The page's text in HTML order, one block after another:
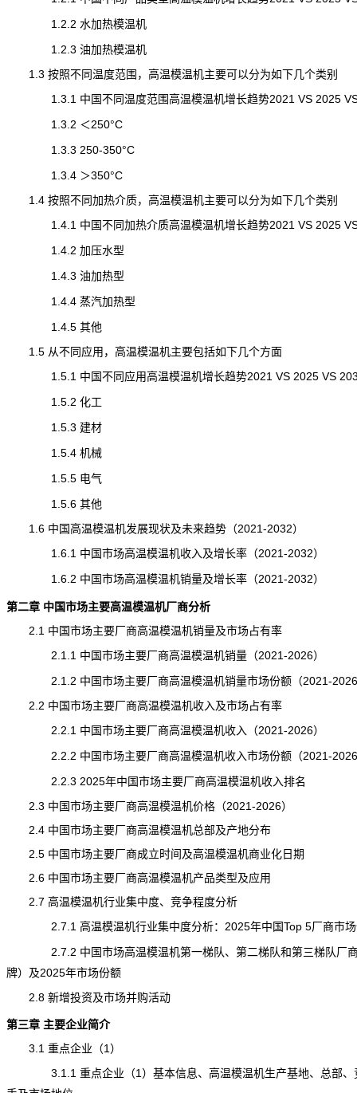
1.2.2 水加热模温机
1.2.3 油加热模温机
1.3 按照不同温度范围，高温模温机主要可以分为如下几个类别
1.3.1 中国不同温度范围高温模温机增长趋势2021 VS 2025
1.3.2 ＜250°C
1.3.3 250-350°C
1.3.4 ＞350°C
1.4 按照不同加热介质，高温模温机主要可以分为如下几个类别
1.4.1 中国不同加热介质高温模温机增长趋势2021 VS 2025
1.4.2 加压水型
1.4.3 油加热型
1.4.4 蒸汽加热型
1.4.5 其他
1.5 从不同应用，高温模温机主要包括如下几个方面
1.5.1 中国不同应用高温模温机增长趋势2021 VS 2025 VS
1.5.2 化工
1.5.3 建材
1.5.4 机械
1.5.5 电气
1.5.6 其他
1.6 中国高温模温机发展现状及未来趋势（2021-2032）
1.6.1 中国市场高温模温机收入及增长率（2021-2032）
1.6.2 中国市场高温模温机销量及增长率（2021-2032）
第二章 中国市场主要高温模温机厂商分析
2.1 中国市场主要厂商高温模温机销量及市场占有率
2.1.1 中国市场主要厂商高温模温机销量（2021-2026）
2.1.2 中国市场主要厂商高温模温机销量市场份额（2021-
2.2 中国市场主要厂商高温模温机收入及市场占有率
2.2.1 中国市场主要厂商高温模温机收入（2021-2026）
2.2.2 中国市场主要厂商高温模温机收入市场份额（2021-
2.2.3 2025年中国市场主要厂商高温模温机收入排名
2.3 中国市场主要厂商高温模温机价格（2021-2026）
2.4 中国市场主要厂商高温模温机总部及产地分布
2.5 中国市场主要厂商成立时间及高温模温机商业化日期
2.6 中国市场主要厂商高温模温机产品类型及应用
2.7 高温模温机行业集中度、竞争程度分析
2.7.1 高温模温机行业集中度分析：2025年中国Top 5厂商市场
2.7.2 中国市场高温模温机第一梯队、第二梯队和第三梯队厂
牌）及2025年市场份额
2.8 新增投资及市场并购活动
第三章 主要企业简介
3.1 重点企业（1）
3.1.1 重点企业（1）基本信息、高温模温机生产基地、总部、